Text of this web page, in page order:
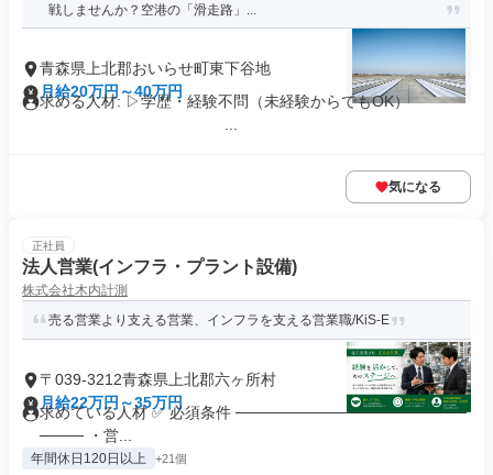
戦しませんか？空港の「滑走路」...
青森県上北郡おいらせ町東下谷地
月給20万円～40万円
求める人材: ▷学歴・経験不問（未経験からでもOK）
気になる
正社員
法人営業(インフラ・プラント設備)
株式会社木内計測
売る営業より支える営業、インフラを支える営業職/KiS-E
〒039-3212青森県上北郡六ヶ所村
月給22万円～35万円
求めている人材 ✅ 必須条件 ─────────────────────
──── ・営...
年間休日120日以上 +21個